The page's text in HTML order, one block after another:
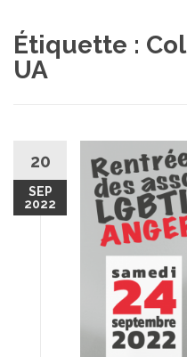
Étiquette :
UA
20
SEP
2022